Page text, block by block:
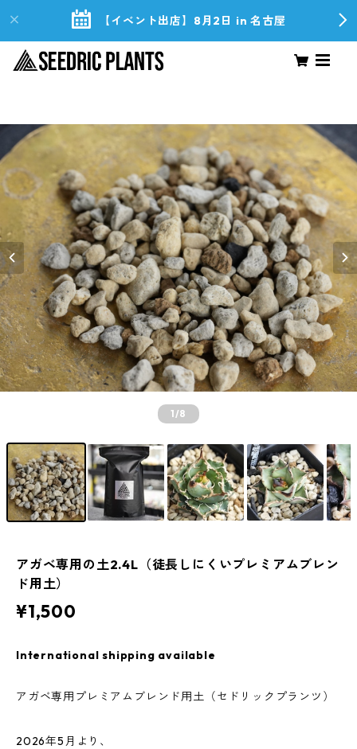
【イベント出店】8月2日 in 名古屋
1/8
アガベ専用の土2.4L（徒長しにくいプレミアムブレン
ド用土）
¥1,500
International shipping available
アガベ専用プレミアムブレンド用土（セドリックプランツ）
2026年5月より、